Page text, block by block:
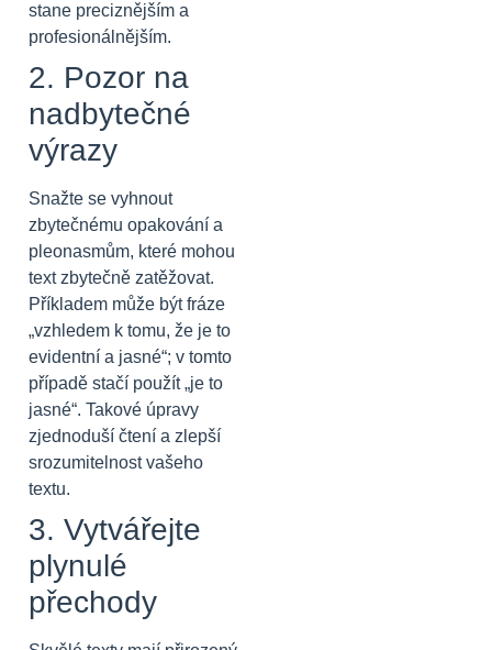
stane preciznějším a
profesionálnějším.
2. Pozor na
nadbytečné
výrazy
Snažte se vyhnout
zbytečnému opakování a
pleonasmům, které mohou
text zbytečně zatěžovat.
Příkladem může být fráze
„vzhledem k tomu, že je to
evidentní a jasné“; v tomto
případě stačí použít „je to
jasné“. Takové úpravy
zjednoduší čtení a zlepší
srozumitelnost vašeho
textu.
3. Vytvářejte
plynulé
přechody